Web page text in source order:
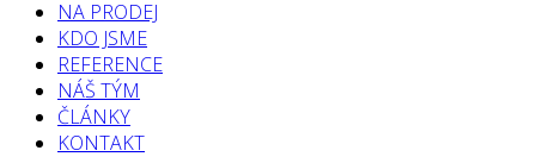
NA PRODEJ
KDO JSME
REFERENCE
NÁŠ TÝM
ČLÁNKY
KONTAKT